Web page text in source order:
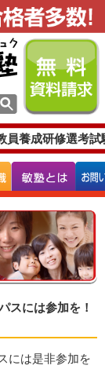
養成研修選考
スには参加を！
には是非参加を